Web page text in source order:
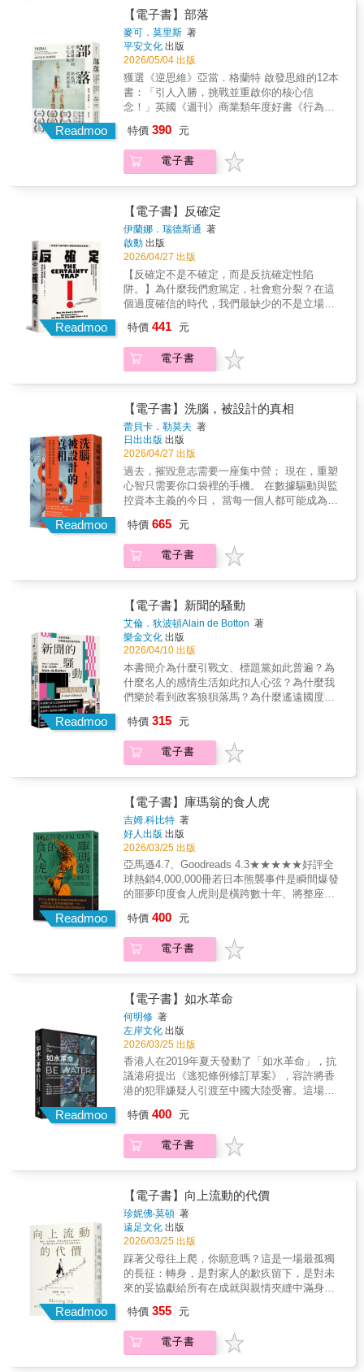
以及改變社會對履歷與成功路徑的單一標準。
唯有如此，個體才可能從失敗中學習，而非被
失敗擊垮。本書的出版宗旨，正是將「失敗」
從羞恥與挫敗的象徵，轉化為學習與成長的資
源。作者希望透過研究證據與實際案例，幫助
讀者重新理解成功的意義：真正的成功，不是
從未跌倒，而是能在跌倒後重新站起來。對個
人而言，這意味著建立更具韌性的心態；對組
織而言，則意味著打造能持續創新的制度；對
社會而言，則是邁向更健康與包容的競爭環
境。從升學競爭、名校迷思，到「不能輸在起
跑點」的焦慮，再到社群媒體時代無所不在的
將「失敗」從羞恥與挫敗的象徵，轉化為學習
與成長的資源。因此本書不僅是對韓國社會的
觀察，更是一份面向亞洲、乃至全球，關於高
壓競爭時代的診斷報告。
懷疑與外界的期待，讓人生變得更加簡單與自
在。❈ ❈ ❈【各界好評推薦】人生在世，我
們透過選擇接受或不接受什麼來應對這個世
界，但蘇妮塔‧薩博士首次將這些選擇背後的科
學原理娓娓道來。當你面臨重大抉擇時，你會
怎麼做？當你感到壓力，不得不做出某個選擇
時，你會怎麼做？從你最由衷的「好」到由衷
的「不」，此書幫助我們以正直、同情與真誠
的態度來處理這些決定。──《停損的勝算》暢
蘇妮塔‧薩博士精闢地重新定義了我們對違抗的
理解──它不再僅僅是一種叛逆行為，而是個人
成長和社會變革的重要工具。對於任何曾經在
遵從他人期望和堅持正義之間掙扎過的人來
說，這本書都是一本震撼人心、發人深省的佳
作。──《哈佛商業評論》知名趨勢寫手／丹尼
爾‧品克薩博士在順從與違抗的科學領域處於領
先地位。《不乖的勇氣》一書改變了我們對真
正同意和真正異議、由衷的「好」和由衷的
「不」的理解……所有人都應該讀這本書。──
美國「影響力教父」／羅伯特‧席爾迪尼薩博士
針對「違抗」以及秉持自己內心深處的信念行
事，寫出了這本清晰的指南。《不乖的勇氣》
以最新的科學為基礎，必將成為我們這些「道
德特立獨行俠」的文化變革宣言，我們希望透
《不乖的勇氣》正是我們面對那些充滿悔恨、
選擇沉默、閉上雙眼的時刻所需要的答案。它
就像一本行動指南，教你如何以及何時採取行
動。《不乖的勇氣》對於每一個渴望活出真
我、實踐自身價值觀的人來說，都是一本必讀
且具有變革意義的書。──《時代》雜誌2016全
球百大影響力人物／蒙娜‧哈娜博士蘇妮塔‧薩博
桌旁也一樣重要。我雖然致力於挑戰體制，但
我本身的信念，以致減損了我的自主能力。薩
博士強力主張：要獲得真正的自由，乃至擺脫
我們對自己的束縛，勇於違抗的能力是不可或
缺的。如果你努力追求正義並且致力於建立一
個包容眾生的世界，你更應該閱讀此書。──活
動組織者、策劃者、倡議組織「黑人選民很重
要」共同創辦人／拉托夏‧布朗身為家長，我們
是維護小孩福祉的第一道防線，難免會需要對
抗來自家中其他成員、教師與醫護人員的建
議，同時也要保持對孩子的信任。薩博士這本
書教導我們如何學會本於良知的違抗，對於每
一位家長、女性或專業人士來說都是必讀書
籍。──親子教養與兒童發展專家／蒂娜‧佩恩‧
布萊森《不乖的勇氣》一書解答了疫情、抗議
活動和總統大選所引發的最迫切的問題之一：
為什麼人們會做出無視科學、違反公平、損害
性地想要順從，如何受到社會制約而去服從，
她針對警察暴力、反口罩／反疫苗抗議潮、國
會暴動等事件提供了我們亟需的洞見。但是這
並非一本針對時事進行學術分析的枯燥著作，
而是以引人入勝的方式解釋了為什麼在我們的
生活中，違抗是例外，而服從才是常態，同時
也提供了識別和改變我們自身行為的具體策
／凱莉‧安‧洛克奎默薩博士的《不乖的勇氣》是
一本及時且重要的著作，作者是一位研究並親
身經歷過書中核心問題的專家：何時應該發
聲，以及如何在家庭、工作和娛樂中賦能他
聲？不論是對決策者、教育者、家長，或是想
要挺身違抗強權、對抗冷漠與無情的任何人來
說，《不乖的勇氣》是一本極其重要的書。──
普林斯頓大學社會心理學博士／亞當‧奧特
我們都是一樣的！他們在第一顆藥之前，也許
只是渴望拿高分的國中生、懷孕初期對未來充
滿希望的婦女、對大學生活充滿幻想與憧憬的
第一新生，與你我並沒有不同，但究竟是什麼
原因迫使他們吃下人生中的「第一顆藥」？人
生第一次經驗所以為什麼他們要讓第一顆毒品
進到身體裡？在思考這個問題前，也許我們可
以先回憶一下自己上次為什麼吃藥？可能因為
暈車、感冒、頭痛或者過敏，服藥後三十分鐘
至一個小時，我們不再嘔吐、退燒、疼痛，這
正是藥效發揮了作用；而這也同樣就是毒品最
可怕的地方！無與倫比的神奇藥效，又快又有
的藥物、因為違法藥物使用者是知情明白的服
用、因為違法藥物的販賣者都是只想賺錢的商
人——滿足以上三個元素，造就了「第一顆藥
物的完美三角陷阱」……我想找回第一次的美
好目前我國藥物濫用者所使用的藥物大可分為
三大類：分別是興奮劑 (Stimulants)、抑制劑
(Depressants)與迷幻劑 (Hallucinogens)，這些
藥物會讓用藥者產生與平常截然不同的精神心
理感受，而這也是影響精神物質隱藏起來的極
藥物會完全的排出體外，還給我們一個原本那
「沒有用過藥物」的乾淨身體，但當所有的器
官都忘記自己曾經「被藥物治療過」這件事情
以後，身體裡卻還有一個隱藏的巨人，記得你
吃過藥物這件事，就是大腦！「初次用藥的快
樂酬賞高峰經驗」，白話文來說就是：無與倫
比的爽！讓這些藥物濫用者，更加淪陷於尋求
第一次的快樂……戒癮與假性戒癮成功對於沒
有吸過毒的人來說，實在很難去想像戒毒的困
難。但戒毒到底是怎樣的歷程呢？戒毒的當
下，戒毒者會充滿自信，他會發現自己的生命
開始出現光明，但是，恐怖的事情出現了——
大腦對於毒品的渴望——讓戒毒者感受到難以
忍耐的「戒斷症狀」，不同毒品有不同類型的
戒斷症狀嚴重程度，有些毒品的戒斷症狀非常
能以自己的毅力跨過毒品的戒斷症狀必殺技攻
擊，體驗到「戒毒成功」的感覺，但這樣真的
成功了嗎？美國賓州大學醫學院研究觀測古柯
鹼成癮者的大腦後發現：雖然戒毒者已經長時
間沒有吸毒了，但是在觀看吸毒相關用具影像
時，他們腦中的杏仁核就出現活化反應……是
的，其實毒品正在準備它最恐怖的終極必殺，
——在學理上我們稱之為：「由吸毒關聯線索
藥效會消退，但大腦始終記得那份被填滿的感
覺。我們可能都聽過「拉K一時，尿布一世」、
「毒High一時，毒害一生」這類的反毒標語，
但現今卻時常能耳聞青少年使用喪失煙彈、毒
品咖啡包的新聞，不禁讓人思考，恐嚇式的宣
導教育真的有效嗎？本書以三個生命故事，透
過成癮的「階段」，以一條縱向的故事線，帶
領讀者看見，成癮者如何走過第一顆藥之前的
好奇與逃避、初嘗藥效的錯配與驚喜、快樂酬
賞到抗藥性的下墜、戒斷與復發的擺盪……戴
老師用清晰的故事線、心理學結合藥物與大腦
的科普知識，帶領讀者看懂身癮與心癮，重新
思考藥物濫用「教育防治」的重要。了解成
癮，才能學習真的說不。
政權垮台 ❖巴勒斯坦人世代流亡 ❖台灣《難民
法》卡關「難民」不再是一個宏大的詞，他們
有著很小、很私人的願望。即便生命如荒原，
也要在夾縫中舉辦一場小小的「派對」。──李
雪莉映妤不僅採訪了跋山涉水終於「得以離
開」的人，也親身走進這些人的家鄉，聆聽那
些「無法離開」，或「不願離開」的人。──廖
芸婕回顧歷史，人類從未停止流離失所。有人
因種族、宗教、國籍、所屬群體或政治立場，
的《難民地位公約》將這群人界定為「難
民」。隨著世界變動，聯合國難民署進一步將
戰爭、衝突、暴力與社會嚴重失序也納入其
中。但本書強調的是難民被迫離開母國的「例
外狀態」──每個人都可能掉入、停留和脫離的
狀態。《難民也有派對》是作者陳映妤歷時八
年，在世界各地記錄處在難民狀態的人，如何
努力活成自己。本書以第一人稱出發，寫下一
位台灣記者與來自敘利亞的音樂家、委內瑞拉
的塗鴉藝術家、烏克蘭的演員、俄羅斯的獨立
記者、厄利垂亞的英文老師、巴勒斯坦的大學
教授、中國的同志情侶等的相識與對話，以及
在與他們的互動中，折射出超越國界、對於家
的感受與想像。本書的開始，源自作者與一位
敘利亞難民朋友，在一場萬聖節派對的相遇。
能力。在被迫離開家園之後，他們仍試著連結
彼此、創造關係、建立家的歸屬感，甚至是瘋
狂談一場戀愛。這本作品集結了十二組、來自
九個國家被迫離家者的故事，同時也是作者對
於「家」的叩問。面對台灣的未來，她也發現
自己愈來愈接近書中人物的狀態。我們離家的
原因有百百種，但人們面對恐懼、生死、自由
與愛的過程，似乎又是那麼相近。（本書內附
一張敘利亞設計師歐馬的作品，供讀者自行彩
Readmoo
【電子書】部落
麥可．莫里斯 著
平安文化 出版
2026/05/04 出版
獲選《逆思維》亞當．格蘭特 啟發思維的12本
書：「引人入勝，挑戰並重啟你的核心信
念！」英國《週刊》商業類年度好書《行為科
度好書榮獲烏蘇拉．吉倫全球心理學圖書獎入
圍金融時報與施羅德商業圖書獎入圍美國專業
與學術傑出出版獎入圍廊燈商業圖書獎入圍索
世紀新經典！人類與其說是「群居動物」，不
如說是「部落動物」。我們活在關係的網絡
裡，藉由身分、故事與儀式凝聚在一起……
❈ ❈ ❈【各界名家一致盛讚】【哈佛大學甘
迺迪學院資深研究員、臺灣大學兼任教授、度
金針資本董事長】林益全 專文導讀【哈佛大
學商學院教授】艾美．柯蒂【哈佛大學心理學
教授】丹尼爾．吉爾伯特【《哈芬登郵報》媒
體集團創辦人】雅莉安娜．哈芬登【史丹佛大
銷學教授】史考特．蓋洛威【加州大學心理學
教授】索妮亞．柳波莫斯基【亞利桑那州立大
學心理學教授】羅伯特．席爾迪尼【密西根大
神科醫師、作家】王浩威【臺灣大學心理學系
教授】李怡青【文化人類學博士、兒童精神科
醫師、國際精神分析學會分析師】周仁宇【臺
灣師範大學英語學系教授】黃涵榆【科普作
家、「盲眼的尼安德塔石器匠」版主】寒波
【美國聖湯瑪斯大學國際研究講座教授】葉耀
元●中文推薦人依姓名筆畫序排列【來自全世界
我自己的話留給讀者：我們無法，也不需要變
成沒有部落的人；真正的挑戰，是在多重部落
之間，學會選擇、調和與創造新的連結，讓
迺迪學院資深研究員、臺灣大學兼任教授、度
金針資本董事長／林益全（摘錄自書中導讀）
只要快速瀏覽一遍，你會明白自己學到很多東
西，而對人類的天性、教養，和這兩者之間的
迷人交互作用，有全新的了解。──哈佛大學商
學院教授、《姿勢決定你是誰》作者／艾美．
柯蒂這部獨創性十足的著作揭露了有關我們部
落天性的事實，並說明這些根深柢固、已把我
們帶到浩劫邊緣的人性傾向，或許可以怎麼用
過！──哈佛大學心理學教授、《幸福的盲區》
作者／丹尼爾．吉爾伯特《部落》挑戰文化的
傳統觀念，提供集體變革、為人人帶來更美好
未來的願景。──《哈芬登郵報》媒體集團創辦
人、《從容的力量》作者／雅莉安娜．哈芬登
挑釁而實用的構想，精準又及時的訊息。──史
丹佛大學組織行為學教授、《翻轉人生的關鍵
時刻》作者／奇普．希斯沒有部落主義，就沒
有未來──沒有壞的，也沒有好的。這本書令人
大開眼界，你對於我們為什麼會有這種行為的
想法，將隨之改變。──紐約大學行銷學教授、
《蓋洛威教授的人生財富課》作者／史考特．
蓋洛威登峰造極的說書人、敏銳細膩的觀察
家，麥可．莫里斯寫了好一本傑作。──加州大
學心理學教授、《這一生的幸福計劃》作者／
──亞利桑那州立大學心理學教授、《影響力》
作者／羅伯特．席爾迪尼極為實用的指南，告
訴我們從非正式的俱樂部到民族國家，文化是
如何運作，又可能如何改變。──密西根大學文
化及認知學程創辦人、《思維的疆域》作者／
理查．尼茲彼❈ ❈ ❈▍知名足球教練希丁克
如何透過「文化管理」帶領南韓國家隊締造奇
的「身分認同」來傳遞訊息？▍福島50勇士如
機？▍微軟如何活用「聲望訊號」將內耗文化
轉向更團結的組織文化？▍南非總統曼德拉如
何將社會運動結合「選擇性回顧」使國民放下
仇恨？從家庭、社區、宗教、政黨、國家到民
族，我們每個人都生活在各種「部落」之中，
部落創生文化，人類也以此建立身分認同。但
文化與信念會隨著時間改變，唯一不變的是人
類的三種部落本能：同儕、英雄、仿祖。文化
心理學家麥可．莫里斯教授指出，這三大本能
雖然存在風險，卻不是文明的弱點，而是人類
為了適應環境而演化出來的「超級天賦」，只
要懂得如何駕馭，就可以化成凝聚人心、化解
衝突、推動進步的關鍵力量。本書橫跨心理
學、人類學、社會學三大領域，從企業口號、
制服設計、英雄故事到節日儀式，一一細數部
落本能如何變成商業決策、政治互動與文化改
特價 390 元
電子書
Readmoo
【電子書】反確定
伊蘭娜．瑞德斯通 著
啟動 出版
2026/04/27 出版
【反確定不是不確定，而是反抗確定性陷
阱。】為什麼我們愈篤定，社會愈分裂？在這
個過度確信的時代，我們最缺少的不是立場，
事都有三個版本：我的版本、你的版本，還有
真相。」當我們掉進「確定性陷阱」時，就會
輕易認為那些意見相左的人，如果不是壞（充
感，導致人們更加義憤填膺。確定性思維會讓
人認為：那些我們最在乎的事情，原因和解方
明明就顯而易見。但事實上，從個人選擇到種
族、性別等爭議性議題，在道德或倫理上往往
極其複雜。當每個人都堅信自己握有真理，只
會助長世界更加壁壘分明，最終導致人們苛刻
批評，甚至將反對者妖魔化。作者指出，這種
「絕對的確定性」會讓人陷入三種思考盲點：•
定論謬誤（The Settled Question Fallacy）：
自然會將相反觀點視為錯誤，甚至視為威脅，
這會讓人封閉探問與對話的可能性。•對等知識
謬誤（The Fallacy of Equal Knowledge）：我
同樣的資訊，你就一定會同意我」，卻忘了即
使擁有相同的資訊，也會因為個人經歷而有不
同的解讀。•已知意圖謬誤（The Fallacy of
Known Intent）：當對方反對我們的觀點時，
我們不僅覺得是他錯了，甚至否定他的人格，
這是忽略了在善與惡之間，也存在著灰色地
帶。「唯一真正的智慧，是知道自己一無所
非黑即白的定見，開始好奇「為什麼你是這樣
想？」那道隔絕彼此的高牆才會開始崩塌。我
們誤以為自己是透過窗戶看世界，看見了毫無
維，未必會浮現正確答案，卻能幫助我們看見
世界的複雜全貌，減少兩極化狀態。本書充滿
社會學的洞見，啟發我們鬆動心中那份確信，
接納每一種看法都有被提出、檢視與討論的空
間。【國外好評】「在一個常常讓人感覺失控
的世界裡，本書就像是握住方向盤的那雙穩定
之手。這是一本會挑戰你、改變你，並帶來希
阱，用全新的眼光看待世界，這本書就是最好
Oakley）博士，《大腦喜歡這樣學》（A Mind
for Numbers）作者「在本書中，伊蘭娜．瑞德
斯通引導讀者反思我們如何及為何這樣思考，
以便更好地理解自己和他人的價值觀、信念、
目標和原則。瑞德斯通並非要求我們擁抱認識
論或道德相對主義，或者避免輕易下定論，而
是要避開封閉心智的確定性陷阱，對那些我們
認為值得相信的觀點，抱持一種有信心、卻也
容許質疑和修正的態度。瑞德斯通告訴我們，
清晰和精確極其重要，而這些特質在這本重要
的書中比比皆是。」 ──海倫．普魯克羅斯
（Helen Pluckrose），《左膠是如何煉成的》
（Cynical Theories）合著者「『我什麼都不知
道，你也一樣』是瑞德斯通對這本書的總結。
許多人試圖透過尋找模式，或像我一樣以『堅
們理解這個複雜而不確定的世界。」 ──馬
克．安德里森（Marc Andreessen），網景公
司（Netscape）共同創辦人「在一個日益兩極
化的國家，本書為我們提供了一條前進之路，
以及一條通往彼此的道路。伊蘭娜．瑞德斯通
完美融合了重要研究、引人入勝的文筆，以及
真實世界應用的可能性。事實證明，在這個關
的假設，開放我們的心智——這是最具民主精
Saslow），兩度榮獲普立茲獎，著有《走出仇
恨》（Rising out of Hatred）
特價 441 元
電子書
Readmoo
【電子書】洗腦，被設計的真相
蕾貝卡．勒莫夫 著
日出出版 出版
2026/04/27 出版
過去，摧毀意志需要一座集中營； 現在，重塑
心智只需要你口袋裡的手機。 在數據驅動與監
控資本主義的今日， 當每一個人都可能成為情
穩定、隨時可被重塑的狀態？ 從韓戰時期美國
戰俘遭遇的「硬性洗腦」， 到今日社群媒體與
演算法運作下的「柔性操控」， 回溯歷史上為
以及，在資訊操控時代，我們還能如何保有自
由意志？ ◎你不是意志薄弱，而是有人懂得如
何利用「心理創傷」。 我們總以為，「洗腦」
只存在於戰俘營或神祕邪教之中，與日常無
關。 但這套原本在戰爭用來翻弄意志的技術，
如今早以變成由數據驅動的演算法，在你滑動
手機的瞬間，悄然左右心理與行為。 我們每天
做出的選擇、抱持的信念，甚至一閃而過的情
緒， 有多少源於「自由意志」，又有多少是被
「身體的控制權」，轉向操控「情緒與注意
力」， 但遵循的邏輯卻驚人一致：透過製造失
據與不確定，利用創傷與壓力，使人陷入混亂
變。 戰俘營思想改造、CIA審訊技術、以「矯
正暴力」為名的精神外科手術、統一教營隊、
Facebook情緒傳染實驗、加密貨幣與占星術、
YouTube的激進化機制&hellip;&hellip; 那些曾
經粗暴而直接的精神控制手段， 如今已變得更
精密、更隱蔽、也更「柔性」， 潛伏在我們每
日滑動的螢幕、點擊的連結，以及與我們對話
的更脆弱、更值得商榷。 本書帶你看懂當代資
訊環境與說服技術的運作方式， 幫助我們在假
訊息與政治宣傳氾濫的當下， 在社群媒體、AI
特價 665 元
電子書
Readmoo
【電子書】新聞的騷動
艾倫．狄波頓Alain de Botton 著
樂金文化 出版
2026/04/10 出版
本書簡介為什麼引戰文、標題黨如此普遍？為
什麼名人的感情生活如此扣人心弦？為什麼我
們樂於看到政客狼狽落馬？為什麼遙遠國度的
本身更稀缺的時代，新聞媒體不但左右我們對
現實的觀感，也形塑了我們的心靈狀態！一場
飢荒、一座遭到洪水淹沒的城鎮、一個逍遙法
騷動，可能正是我們獲致內心平靜所需要的東
西。如今，地球上幾乎沒有一個角落能夠避免
得了新聞不斷轟炸。不論是在清晨從噩夢中驚
醒、搭乘飛機航向另一座大陸，還是將子女送
上床之後，都不免發現新聞在一旁等著攫取我
們的注意。在當今這個時代，能夠達到片刻的
平靜是多麼了不起的成就，能夠安然入睡或與
朋友毫不分心地交談簡直有如奇蹟。新聞促成
了一種印象，讓我們覺得自己彷彿生活在一個
爭、債務、暴動、失蹤兒童、首映後派對、首
度公開募股與流氓政權的飛彈攻擊。而我們必
須發揮多麼高度的自制力，才能對四面八方紛
至沓來的新聞置之不理，在一天的時間裡靜靜
聆聽雨聲和內心的思緒。當新聞支配了我們的
日常，宛若另類的宗教信仰，我們需要有人幫
助自己因應新聞所造成的影響：包括心中因此
出現的羨嫉與恐慌、激動與挫折，以及新聞不
斷向我們灌輸，但有時不免懷疑自己如果不知
道，是否會比較好的種種事物。英倫才子艾
倫．狄波頓用他的生花妙筆與透徹觀察，為我
們這個新聞成癮時代撰寫了一本終極指南，透
過解析20種典型的新聞報導——從空難到謀
殺，從名人訪談到政治醜聞——使我們體認到
每個人都需要偶爾從這樣的狀態中喘一口氣，
特價 315 元
電子書
Readmoo
【電子書】庫瑪翁的食人虎
吉姆.科比特 著
好人出版 出版
2026/03/25 出版
亞馬遜4.7、Goodreads 4.3★★★★★好評全
球熱銷4,000,000冊若日本熊襲事件是瞬間爆發
的噩夢印度食人虎則是橫跨數十年、將整座叢
北部喜馬拉雅山區的偏遠山村長年籠罩在食人
虎的陰影下。白天與夜晚不再屬於人類，恐懼
成為村民的日常。生於庫瑪翁山區的吉姆．科
人猛獸，其中包括造成436人喪生的昌帕瓦特食
人虎。在印度德賴平原的茂密叢林中，老虎曾
是維持生態平衡的尊貴王者。吉姆．科比特告
訴我們，沒有一頭老虎是生而殘暴的。然而，
當草率的槍火留下了無法癒合的傷口、當豪豬
的尖刺深入掌墊、當人類的擴張擠壓了最後一
寸棲所——生存的本能迫使這些心胸寬大的森
林之王轉向了牠們原本不屑一顧的獵物：人類
。本書是二十世紀最偉大的野外觀察家吉姆．
白。他不只是獵人，更是一位充滿人文關懷的
生態保護先驅。透過他細膩的筆觸，我們看見
的不僅是昌帕瓦特食人虎獵殺四百餘人的震撼
數據，更是山區居民在「牙與爪支配」下被迫
退回原始生活的哀歌。科比特帶領我們潛入那
一處處被血跡渲染的溪谷，聽見那令人神經緊
繃的憤怒低吼。然而在最終扣下扳機的那一
刻，他眼中流露的並非勝利的狂喜，而是對印
度失去最優秀動物群的深刻痛惜，並寫下當自
然秩序遭人類破壞後，某些動物何以被迫成為
「怪物」的故事。本書特色內附珍貴的歷史檔
案照片與描繪食人虎獵殺與被獵殺的場景插
圖。
特價 400 元
電子書
Readmoo
【電子書】如水革命
何明修 著
左岸文化 出版
2026/03/25 出版
香港人在2019年夏天發動了「如水革命」，抗
議港府提出《逃犯條例修訂草案》，容許將香
港的犯罪嫌疑人引渡至中國大陸受審。這場運
李小龍的名言：「如水一般，無形無相」。結
果「如水革命」成為香港有史以來規模最大的
政治抗爭事件，不僅如此，這場運動還有一個
台」，也就是沒有領導中心。本書試圖透過行
動者視角，來理解「如水革命」的興起及其歷
久不衰的後續效應，探究為什麼會有這麼多的
平凡市民投入這場充滿危險、後果深遠的抗
爭，還有他們是如何形成並展開如此非凡的能
動性。
特價 400 元
電子書
Readmoo
【電子書】向上流動的代價
珍妮佛‧莫頓 著
遠足文化 出版
2026/03/25 出版
踩著父母往上爬，你願意嗎？這是一場最孤獨
的長征：轉身，是對家人的歉疚留下，是對未
來的妥協獻給所有在成就與親情夾縫中滿身傷
的，背後的取捨卻各有各的辛酸我們身處在一
個崇尚「翻身」、熱衷「躋身上流」的社會，
集體焦慮著如何往上爬，卻鮮少有人停下來
特價 355 元
電子書